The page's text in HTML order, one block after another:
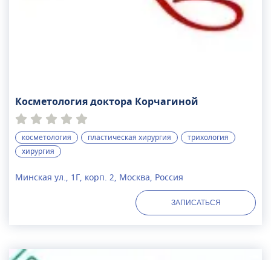
Косметология доктора Корчагиной
косметология пластическая хирургия
трихология
хирургия
Минская ул., 1Г, корп. 2, Москва, Россия
ЗАПИСАТЬСЯ